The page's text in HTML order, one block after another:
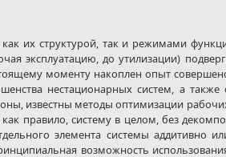
как их структурой, так и режимами
эксплуатацию, до утилизации)
моменту накоплен опыт
нестационарных систем, а
известны методы оптимизации
правило, систему в целом, без
элемента системы аддитивно
возможность